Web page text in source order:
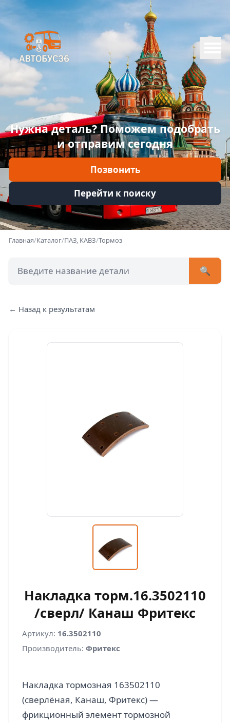
Нужна деталь? Поможем подобрать
и отправим сегодня
Позвонить
Перейти к поиску
Меню
Главная
Каталог
Марки
Информация
Главная/Каталог/ПАЗ, КАВЗ/Тормоз
🔍
← Назад к результатам
Накладка торм.16.3502110
/сверл/ Канаш Фритекс
Артикул: 16.3502110
Производитель: Фритекс
Накладка тормозная 163502110
(сверлёная, Канаш, Фритекс) —
фрикционный элемент тормозной